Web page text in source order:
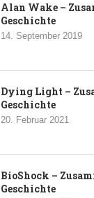
Alan Wake –
Geschichte
14. September 2019
Dying Light –
Geschichte
20. Februar 2021
BioShock –
Geschichte